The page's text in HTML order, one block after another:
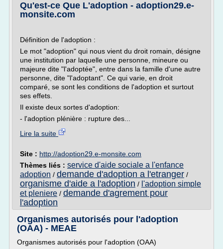
Qu'est-ce Que L'adoption - adoption29.e-
monsite.com
Définition de l'adoption :
Le mot "adoption" qui nous vient du droit romain, désigne
une institution par laquelle une personne, mineure ou
majeure dite "l'adoptée", entre dans la famille d'une autre
personne, dite "l'adoptant". Ce qui varie, en droit
comparé, se sont les conditions de l'adoption et surtout
ses effets.
Il existe deux sortes d'adoption:
- l'adoption plénière : rupture des...
Lire la suite
Site : http://adoption29.e-monsite.com
Thèmes liés : service d'aide sociale a l'enfance
adoption / demande d'adoption a l'etranger /
organisme d'aide a l'adoption / l'adoption simple
et pleniere / demande d'agrement pour
l'adoption
Organismes autorisés pour l'adoption
(OAA) - MEAE
Organismes autorisés pour l'adoption (OAA)